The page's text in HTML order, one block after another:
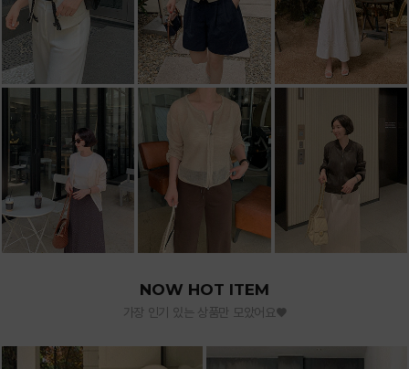
NOW HOT ITEM
가장 인기 있는 상품만 모았어요♥